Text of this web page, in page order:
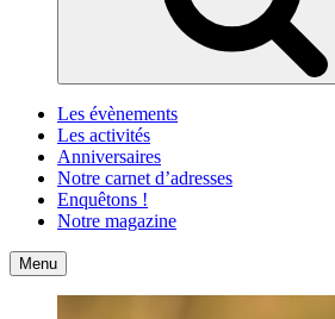
Les évènements
Les activités
Anniversaires
Notre carnet d’adresses
Enquêtons !
Notre magazine
Accueil
Menu Contact